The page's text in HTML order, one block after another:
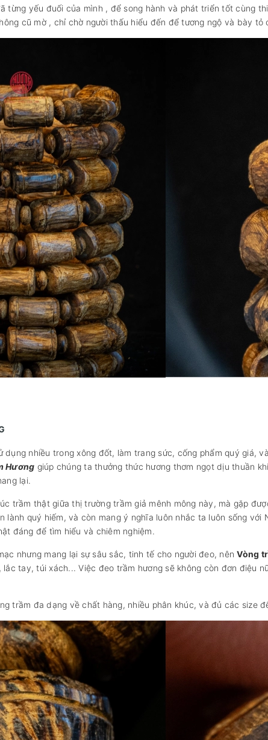
từng yếu đuối của mình , để song hành và phát triển tốt cùng
cũ mờ , chỉ chờ người thấu hiểu đến để tương ngộ và bày tỏ
dụng nhiều trong xông đốt, làm trang sức, cống phẩm quý giá,
Hương giúp chúng ta thưởng thức hương thơm ngọt dịu thuần
lại.
trầm thật giữa thị trường trầm giả mênh mông này, mà gặp
lành quý hiếm, và còn mang ý nghĩa luôn nhắc ta luôn sống
đáng để tìm hiểu và chiêm nghiệm.
nhưng mang lại sự sâu sắc, tinh tế cho người đeo, nênVòng
tay, túi xách... Việc đeo trầm hương sẽ không còn đơn điệu
trầm đa dạng về chất hàng, nhiều phân khúc, và đủ các size